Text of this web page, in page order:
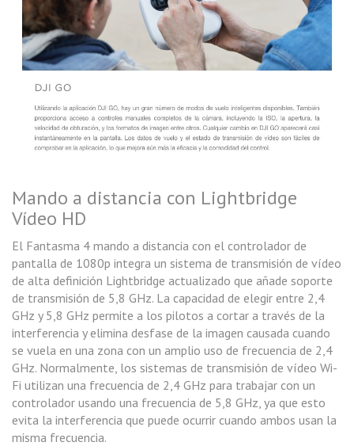
Mando a distancia con Lightbridge
Vídeo HD
El Fantasma 4 mando a distancia con el controlador de
pantalla de 1080p integra un sistema de transmisión de vídeo
de alta definición Lightbridge actualizado que añade soporte
de transmisión de 5,8 GHz. La capacidad de elegir entre 2,4
GHz y 5,8 GHz permite a los pilotos a cortar a través de la
interferencia y elimina desfase de la imagen causada cuando
se vuela en una zona con un amplio uso de frecuencia de 2,4
GHz. Normalmente, los sistemas de transmisión de vídeo Wi-
Fi utilizan una frecuencia de 2,4 GHz para trabajar con un
controlador usando una frecuencia de 5,8 GHz, ya que esto
evita la interferencia que puede ocurrir cuando ambos usan la
misma frecuencia.